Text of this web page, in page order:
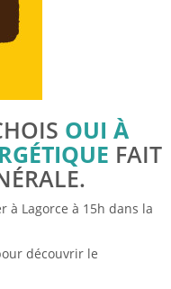
OUI À
FAIT
à Lagorce à 15h dans la
découvrir le